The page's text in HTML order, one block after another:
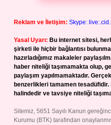
Reklam ve İletişim: Skype:
Yasal Uyarı: Bu internet sitesi,
şirketi ile hiçbir bağlantısı
hazırladığımız makaleler
haber niteliği taşımamakta olup,
paylaşım yapılmamaktadır.
benzerlikleri tamamen
halindedir ve tavsiye niteliği
Sitemiz, 5651 Sayılı Kanun
Kurumu (BTK) tarafından